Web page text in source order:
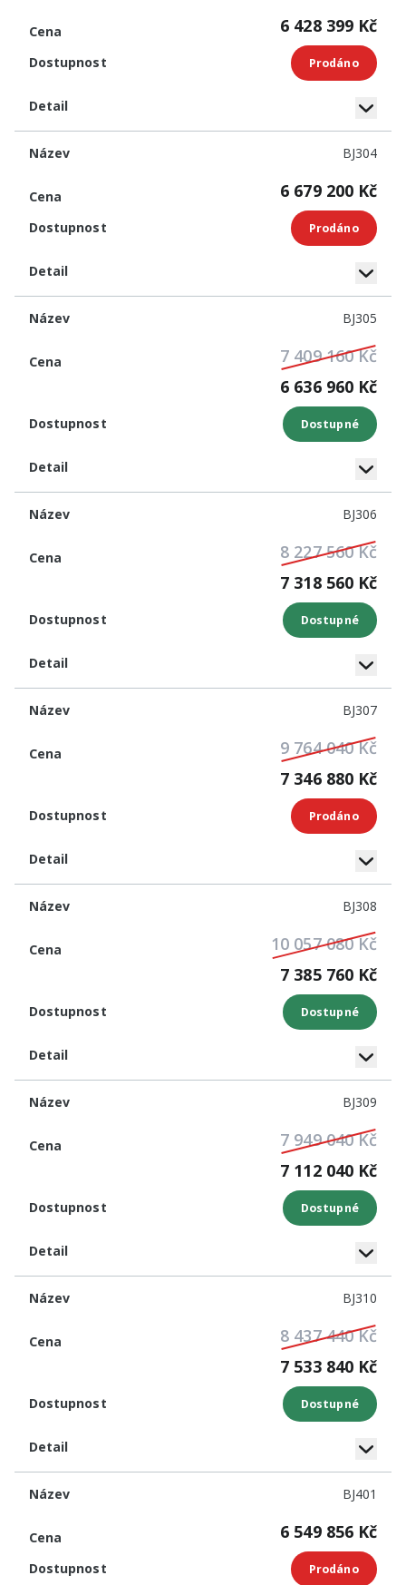
6 428 399 Kč
Prodáno
BJ304
6 679 200 Kč
Prodáno
BJ305
7 409 160 Kč
6 636 960 Kč
Dostupné
BJ306
8 227 560 Kč
7 318 560 Kč
Dostupné
BJ307
9 764 040 Kč
7 346 880 Kč
Prodáno
BJ308
10 057 080 Kč
7 385 760 Kč
Dostupné
BJ309
7 949 040 Kč
7 112 040 Kč
Dostupné
BJ310
8 437 440 Kč
7 533 840 Kč
Dostupné
BJ401
6 549 856 Kč
Prodáno